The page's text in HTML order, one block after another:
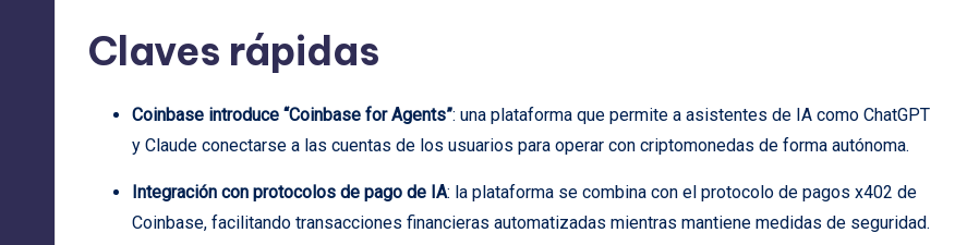
Claves rápidas
Coinbase introduce “Coinbase for Agents”: una plataforma que permite a asistentes de IA como ChatGPT
y Claude conectarse a las cuentas de los usuarios para operar con criptomonedas de forma autónoma.
Integración con protocolos de pago de IA: la plataforma se combina con el protocolo de pagos x402 de
Coinbase, facilitando transacciones financieras automatizadas mientras mantiene medidas de seguridad.